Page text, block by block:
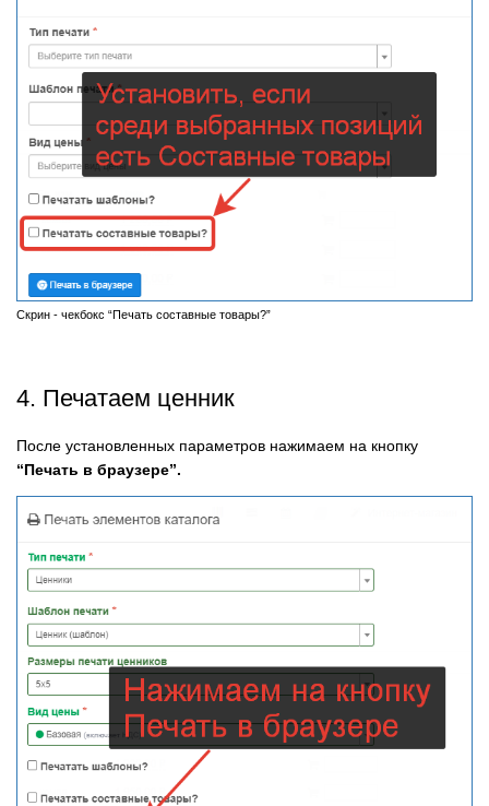
Скрин - чекбокс “Печать составные товары?”
4. Печатаем ценник
После установленных параметров нажимаем на кнопку
“Печать в браузере”.